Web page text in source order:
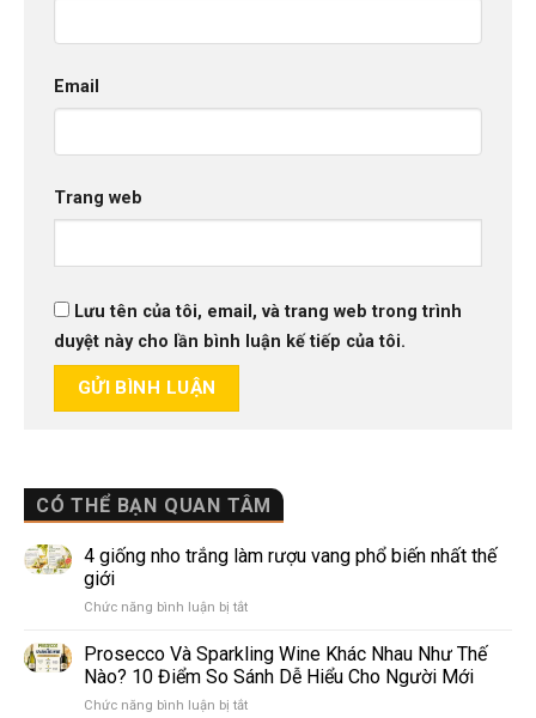
CÓ THỂ BẠN QUAN TÂM
4 giống nho trắng làm rượu vang phổ biến nhất thế
giới
Chức năng bình luận bị tắtở
giống
nho
trắng
làm
Prosecco Và Sparkling Wine Khác Nhau Như Thế
Nào? 10 Điểm So Sánh Dễ Hiểu Cho Người Mới
Chức năng bình luận bị tắtở
Email
Trang web
Lưu tên của tôi, email, và trang web trong trình
duyệt này cho lần bình luận kế tiếp của tôi.